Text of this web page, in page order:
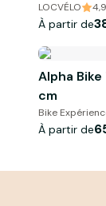
LOCVÉLO
À partir de
Alpha
cm
Bike
À partir de